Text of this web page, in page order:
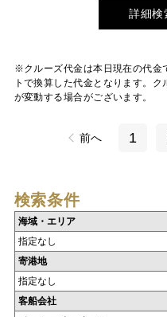
詳細検
※クルーズ代金は本日現在の代金
トで換算した代金となります。
が変動する場合がございます。
前へ 1
検索条件
海域・エリア
指定なし
寄港地
指定なし
客船会社